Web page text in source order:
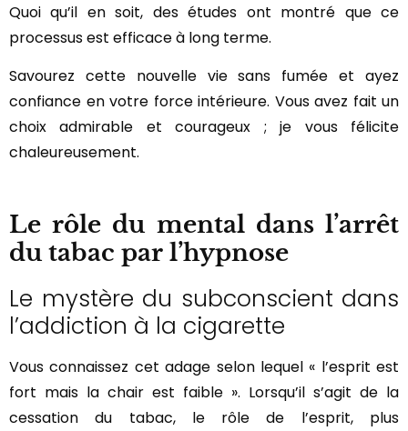
Quoi qu’il en soit, des études ont montré que ce
processus est efficace à long terme.
Savourez cette nouvelle vie sans fumée et ayez
confiance en votre force intérieure. Vous avez fait un
choix admirable et courageux ; je vous félicite
chaleureusement.
Le rôle du mental dans l’arrêt
du tabac par l’hypnose
Le mystère du subconscient dans
l’addiction à la cigarette
Vous connaissez cet adage selon lequel « l’esprit est
fort mais la chair est faible ». Lorsqu’il s’agit de la
cessation du tabac, le rôle de l’esprit, plus